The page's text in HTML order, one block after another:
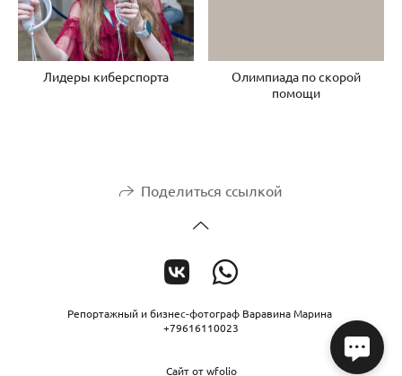
Лидеры киберспорта
Олимпиада по скорой
помощи
Поделиться ссылкой
Репортажный и бизнес-фотограф Варавина Марина
+79616110023
Сайт отwfolio